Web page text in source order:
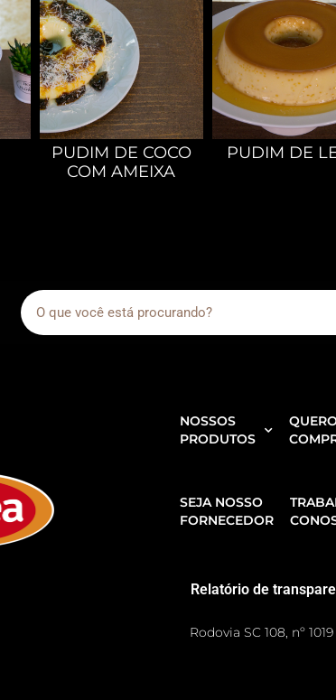
PUDIM DE COCO
COM AMEIXA
PUDIM DE
NOSSOS
PRODUTOS
SEJA NOSSO
FORNECEDOR
Rodovia SC 108, nº
Relatório de